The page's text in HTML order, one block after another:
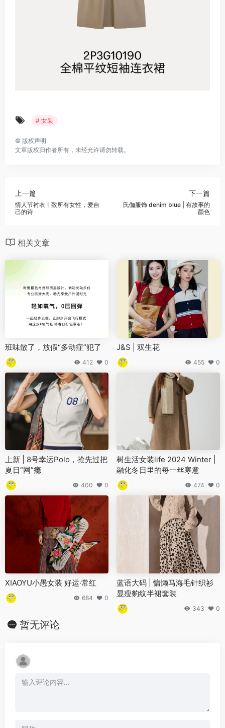
# 女装
© 版权声明
文章版权归作者所有，未经允许请勿转载。
上一篇
情人节衬衣丨致所有女性，爱自
己的诗
下一篇
氏伽服饰 denim blue | 有故事的
颜色
相关文章
班味散了，放假“多动症”犯了
412 0
J&S | 双生花
455 0
上新 | 8号幸运Polo，抢先过把
夏日“网”瘾
400 0
树生活女装life 2024 Winter |
融化冬日里的每一丝寒意
474 0
XIAOYU小愚女装 好运·常红
684 0
蓝语大码 | 慵懒马海毛针织衫
显瘦豹纹半裙套装
343 0
暂无评论